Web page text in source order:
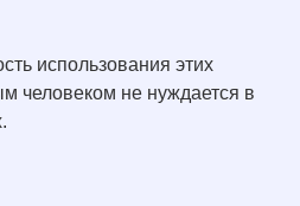
использования этих
человеком не нуждается в